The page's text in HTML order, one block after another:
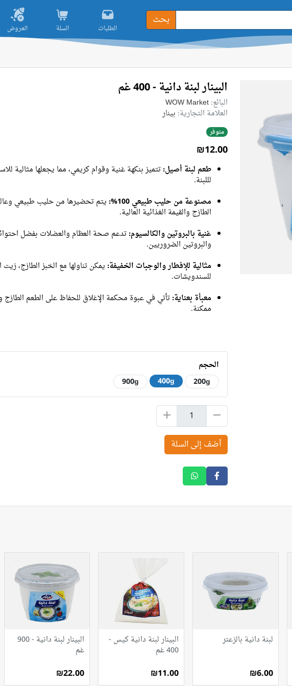
بحث
الطلبات السلة العروض
البينار لبنة دانية - 400 غم
البائع:WOW Market
العلامة التجارية: بينار
متوفر
₪12.00
طعم لبنة أصيل:تتميز بنكهة غنية وقوام كريمي، مما يجعلها مثالية
لللبنة.
مصنوعة من حليب طبيعي 100%:
يتم تحضيرها من حليب طبيعي
الطازج والقيمة الغذائية العالية.
غنية بالبروتين والكالسيوم:تدعم صحة العظام والعضلات بفضل
والبروتين الضروريين.
مثالية للإفطار والوجبات الخفيفة: يمكن تناولها مع الخبز الطازج،
للسندويشات.
معبأة بعناية:تأتي في عبوة محكمة الإغلاق للحفاظ على الطعم الطازج
ممكنة.
الحجم
200g
400g
900g
أضف إلى السلة
لبنة دانية بالزعتر
₪6.00
البينار لبنة دانية كيس -
400 غم
₪11.00
البينار لبنة دانية - 900
غم
₪22.00